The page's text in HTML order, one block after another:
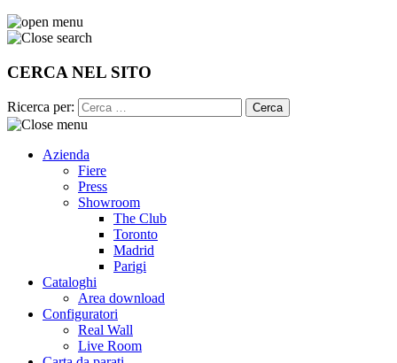
CERCA NEL SITO
Ricerca per:
Azienda
Fiere
Press
Showroom
The Club
Toronto
Madrid
Parigi
Cataloghi
Area download
Configuratori
Real Wall
Live Room